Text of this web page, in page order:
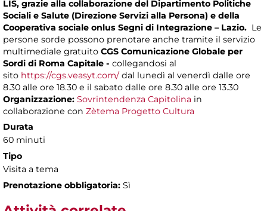
LIS, grazie alla collaborazione del Dipartimento Politiche
Sociali e Salute (Direzione Servizi alla Persona) e della
Cooperativa sociale onlus Segni di Integrazione – Lazio. Le
persone sorde possono prenotare anche tramite il servizio
multimediale gratuito CGS Comunicazione Globale per
Sordi di Roma Capitale - collegandosi al
sito https://cgs.veasyt.com/dal lunedì al venerdì dalle ore
8.30 alle ore 18.30 e il sabato dalle ore 8.30 alle ore 13.30
Organizzazione: Sovrintendenza Capitolina in
collaborazione con Zètema Progetto Cultura
Durata
60 minuti
Tipo
Visita a tema
Prenotazione obbligatoria: Sì